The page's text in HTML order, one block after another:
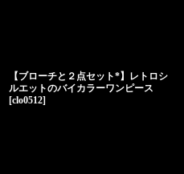
【ブローチと２点セット*】レトロシ
ルエットのバイカラーワンピース
[clo0512]